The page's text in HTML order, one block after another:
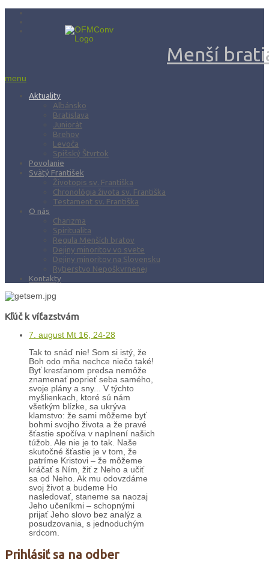
Menší
menu
Aktuality
Albánsko
Bratislava
Juniorát
Brehov
Levoča
Spišský Štvrtok
Povolanie
Svätý František
Životopis sv. Františka
Chronológia života sv. Františka
Testament sv. Františka
O nás
Charizma
Spiritualita
Regula Menších bratov
Dejiny minoritov vo svete
Dejiny minoritov na Slovensku
Rytierstvo Nepoškvrnenej
Kontakty
Kľúč k víťazstvám
7. august Mt 16, 24-28
Tak to snáď nie! Som si istý, že
Boh odo mňa nechce niečo také!
Byť kresťanom predsa nemôže
znamenať poprieť seba samého,
svoje plány a sny... V týchto
myšlienkach, ktoré sú nám
všetkým blízke, sa ukrýva
klamstvo: že sami môžeme byť
bohmi svojho života a že pravé
šťastie spočíva v naplnení našich
túžob. Ale nie je to tak. Naše
skutočné šťastie je v tom, že
patríme Kristovi – že môžeme
kráčať s Ním, žiť z Neho a učiť
sa od Neho. Ak mu odovzdáme
svoj život a budeme Ho
nasledovať, staneme sa naozaj
Jeho učeníkmi – schopnými
prijať Jeho slovo bez analýz a
posudzovania, s jednoduchým
srdcom.
Prihlásiť sa na odber